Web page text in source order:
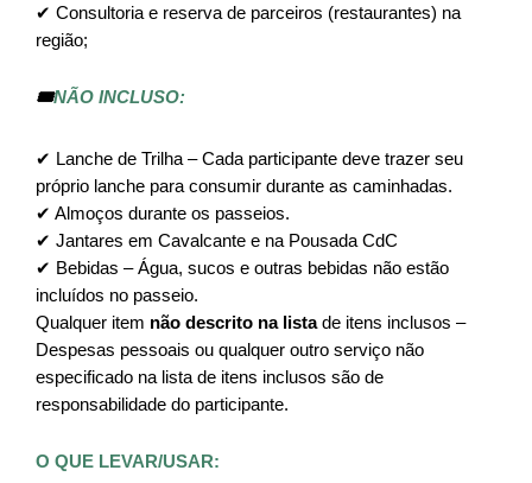
✔ Consultoria e reserva de parceiros (restaurantes) na
região;
🎟️NÃO INCLUSO:
✔ Lanche de Trilha – Cada participante deve trazer seu
próprio lanche para consumir durante as caminhadas.
✔ Almoços durante os passeios.
✔ Jantares em Cavalcante e na Pousada CdC
✔ Bebidas – Água, sucos e outras bebidas não estão
incluídos no passeio.
Qualquer item não descrito na lista de itens inclusos –
Despesas pessoais ou qualquer outro serviço não
especificado na lista de itens inclusos são de
responsabilidade do participante.
O QUE LEVAR/USAR: